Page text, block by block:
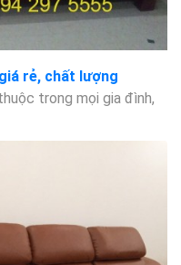
rẻ, chất lượng
trong mọi gia đình,